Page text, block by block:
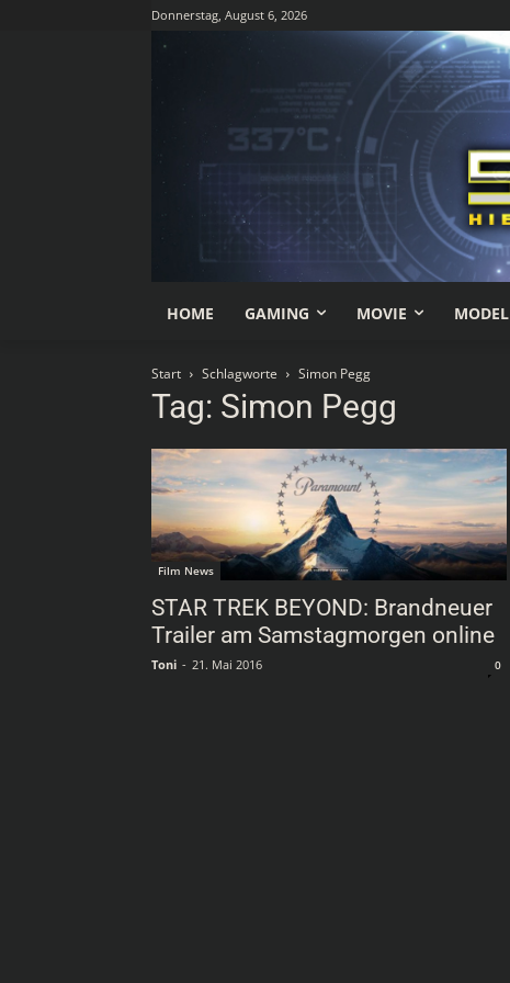
Donnerstag, August 6, 2026
HOME GAMING MOVIE MODEL
Start Schlagworte Simon Pegg
Tag: Simon Pegg
Film News
STAR TREK BEYOND: Brandneuer
Trailer am Samstagmorgen online
Toni - 21. Mai 2016 0